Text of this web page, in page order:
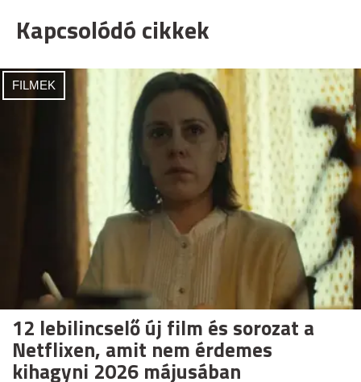
Kapcsolódó cikkek
FILMEK
12 lebilincselő új film és sorozat a
Netflixen, amit nem érdemes
kihagyni 2026 májusában